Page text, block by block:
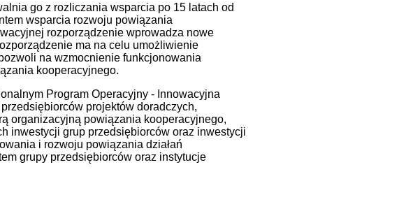
go z rozliczania wsparcia po 15 latach od
wsparcia rozwoju powiązania
rozporządzenie wprowadza nowe
ma na celu umożliwienie
na wzmocnienie funkcjonowania
kooperacyjnego.
Program Operacyjny - Innowacyjna
projektów doradczych,
organizacyjną powiązania kooperacyjnego,
inwestycji grup przedsiębiorców oraz inwestycji
i rozwoju powiązania działań
grupy przedsiębiorców oraz instytucje